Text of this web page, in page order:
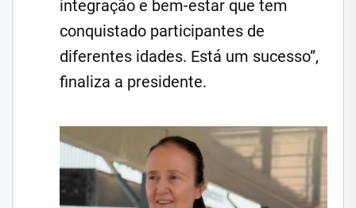
integração e bem-estar que tem
conquistado participantes de
diferentes idades. Está um sucesso”,
finaliza a presidente.